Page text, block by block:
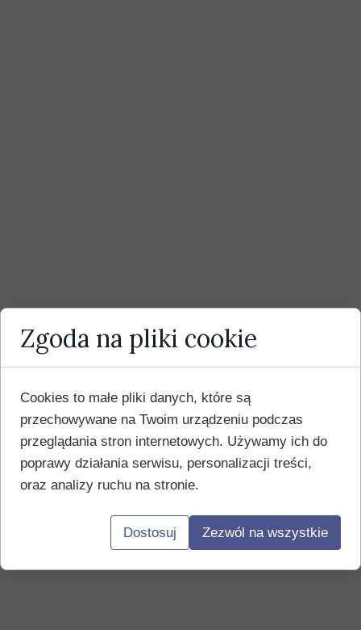
Zgoda na pliki cookie
Cookies to małe pliki danych, które są
przechowywane na Twoim urządzeniu podczas
przeglądania stron internetowych. Używamy ich do
poprawy działania serwisu, personalizacji treści,
oraz analizy ruchu na stronie.
Dostosuj Zezwól na wszystkie